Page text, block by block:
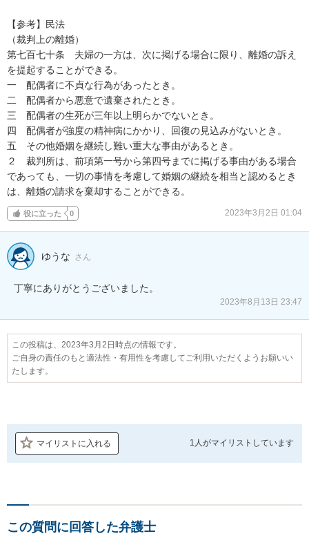
【参考】民法
（裁判上の離婚）
第七百七十条　夫婦の一方は、次に掲げる場合に限り、離婚の訴え
を提起することができる。
一　配偶者に不貞な行為があったとき。
二　配偶者から悪意で遺棄されたとき。
三　配偶者の生死が三年以上明らかでないとき。
四　配偶者が強度の精神病にかかり、回復の見込みがないとき。
五　その他婚姻を継続し難い重大な事由があるとき。
２　裁判所は、前項第一号から第四号までに掲げる事由がある場合
であっても、一切の事情を考慮して婚姻の継続を相当と認めるとき
は、離婚の請求を棄却することができる。
役に立った 0 2023年3月2日 01:04
ゆうな さん
丁寧にありがとうございました。
2023年8月13日 23:47
この投稿は、2023年3月2日時点の情報です。
ご自身の責任のもと適法性・有用性を考慮してご利用いただくようお願いい
たします。
マイリストに入れる 1人がマイリストしています
この質問に回答した弁護士